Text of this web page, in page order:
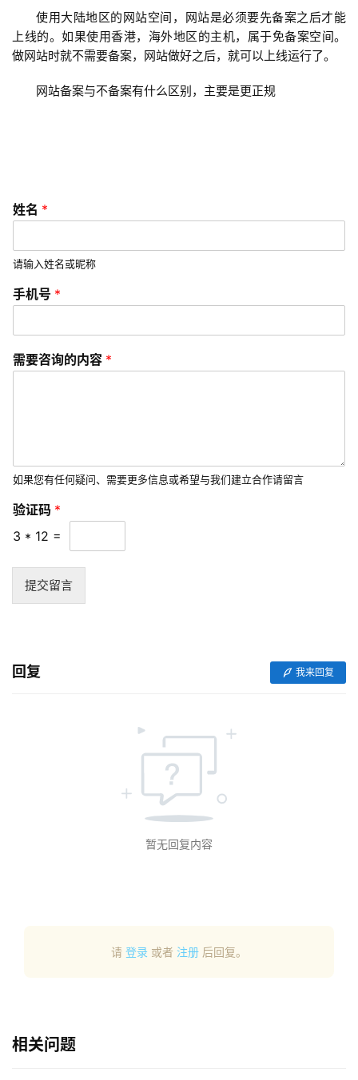
小
开
P
开
发
联
网
广
G
l
使用大陆地区的网站空间，网站是必须要先备案之后才能
上线的。如果使用香港，海外地区的主机，属于免备案空间。
做网站时就不需要备案，网站做好之后，就可以上线运行了。
网站备案与不备案有什么区别，主要是更正规
姓名 *
请输入姓名或昵称
*
需
咨
询
的
手机号 *
需要咨询的内容 *
如果您有任何疑问、需要更多信息或希望与我们建立合作请留言
验证码 *
3 * 12 =
提交留言
回复 我来回复
暂无回复内容
请 登录 或者 注册 后回复。
相关问题